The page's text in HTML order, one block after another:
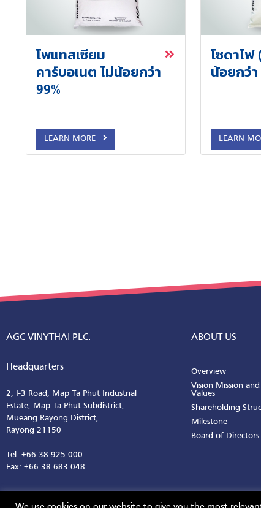
โพแทสเซียม
คาร์บอเนต ไม่น้อยกว่า
99%
LEARN MORE
โซดาไฟ
น้อยกว่า
LEARN
AGC VINYTHAI PLC.
Headquarters
2, I-3 Road, Map Ta Phut Industrial
Estate, Map Ta Phut Subdistrict,
Mueang Rayong District,
Rayong 21150
Tel. +66 38 925 000
Fax: +66 38 683 048
ABOUT US
Overview
Vision Mission and
Values
Shareholding
Milestone
Board of Directors